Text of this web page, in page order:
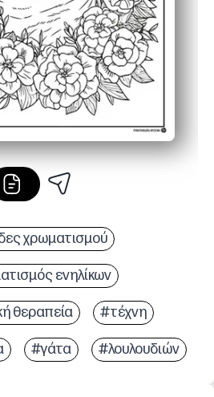
χρωματισμού
ενηλίκων
θεραπεία #τέχνη
#γάτα #λουλουδιών